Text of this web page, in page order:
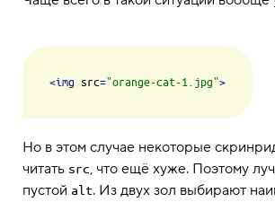
<img src="orange-cat-1.jpg">
Но в этом случае некоторые
читать src, что ещё хуже. Поэтому
пустой alt. Из двух зол выбирают